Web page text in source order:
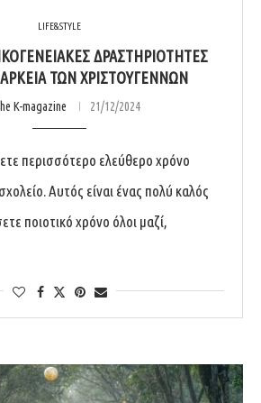
LIFE&STYLE
ΔΡΑΣΤΗΡΙΟΤΗΤΕΣ
ΤΩΝ ΧΡΙΣΤΟΥΓΕΝΝΩΝ
K-magazine 21/12/2024
περισσότερο ελεύθερο χρόνο
Αυτός είναι ένας πολύ καλός
ποιοτικό χρόνο όλοι μαζί,